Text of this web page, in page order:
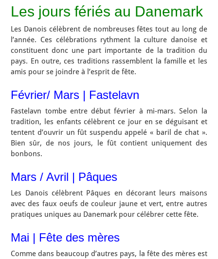
Les jours fériés au Danemark
Les Danois célèbrent de nombreuses fêtes tout au long de
l’année. Ces célébrations rythment la culture danoise et
constituent donc une part importante de la tradition du
pays. En outre, ces traditions rassemblent la famille et les
amis pour se joindre à l’esprit de fête.
Février/ Mars | Fastelavn
Fastelavn tombe entre début février à mi-mars. Selon la
tradition, les enfants célèbrent ce jour en se déguisant et
tentent d’ouvrir un fût suspendu appelé « baril de chat ».
Bien sûr, de nos jours, le fût contient uniquement des
bonbons.
Mars / Avril | Pâques
Les Danois célèbrent Pâques en décorant leurs maisons
avec des faux oeufs de couleur jaune et vert, entre autres
pratiques uniques au Danemark pour célébrer cette fête.
Mai | Fête des mères
Comme dans beaucoup d’autres pays, la fête des mères est